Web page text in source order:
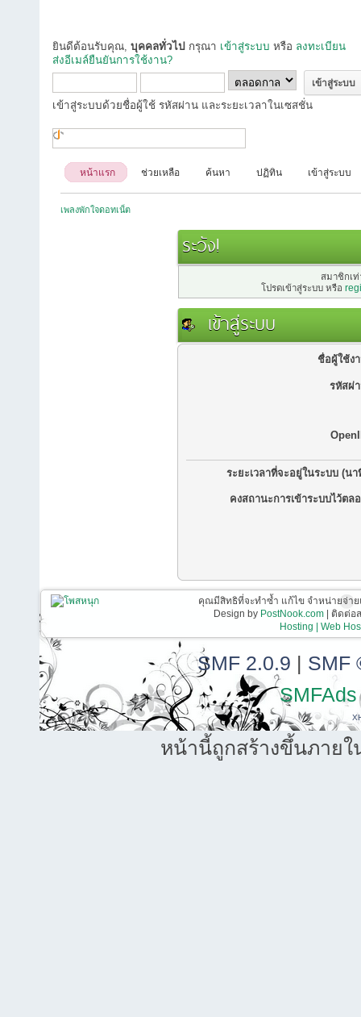
ยินดีต้อนรับคุณ, บุคคลทั่วไป กรุณา เข้าสู่ระบบ หรือ ลงทะเบียน
ส่งอีเมล์ยืนยันการใช้งาน?
เข้าสู่ระบบด้วยชื่อผู้ใช้ รหัสผ่าน และระยะเวลาในเซสชั่น
หน้าแรก ช่วยเหลือ ค้นหา ปฏิทิน เข้าสู่ระบบ
เพลงพักใจดอทเน็ต
ระวัง!
สมาชิกเ
โปรดเข้าสู่ระบบ หรือ
เข้าสู่ระบบ
ชื่อผู้ใช้ง
รหัสผ่
ระยะเวลาที่จะอยู่ในระบบ (นา
คงสถานะการเข้าระบบไว้ตล
คุณมีสิทธิที่จะทำซ้ำ แก้ไข จำหน่ายจ่า
Design by PostNook.com| ติดต่อส
Hosting | Web
SMF 2.0.9 | SMF
SMFAds
หน้านี้ถูกสร้างขึ้นภายใ